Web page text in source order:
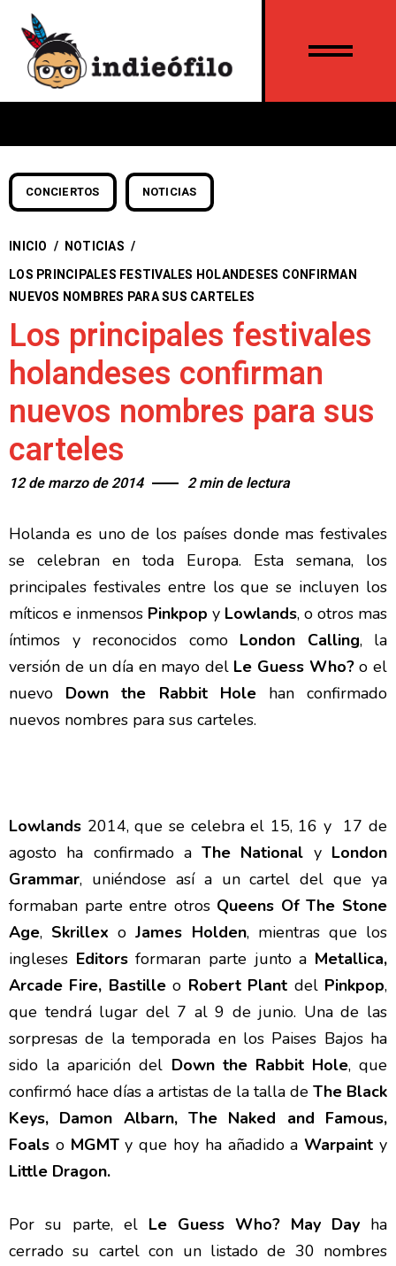
CONCIERTOS NOTICIAS
INICIO / NOTICIAS /
LOS PRINCIPALES FESTIVALES HOLANDESES CONFIRMAN
NUEVOS NOMBRES PARA SUS CARTELES
Los principales festivales
holandeses confirman
nuevos nombres para sus
carteles
12 de marzo de 2014 2 min de lectura
Holanda es uno de los países donde mas festivales
se celebran en toda Europa. Esta semana, los
principales festivales entre los que se incluyen los
míticos e inmensos Pinkpop y Lowlands, o otros mas
íntimos y reconocidos como London Calling, la
versión de un día en mayo delLe Guess Who?o el
nuevo Down the Rabbit Holehan confirmado
nuevos nombres para sus carteles.
Lowlands 2014, que se celebra el 15, 16 y 17 de
agosto ha confirmado aThe National yLondon
Grammar, uniéndose así a un cartel del que ya
formaban parte entre otros Queens Of The Stone
Age, Skrillex oJames Holden, mientras que los
ingleses Editorsformaran parte junto a Metallica,
Arcade Fire, Bastilleo Robert Plant del Pinkpop,
que tendrá lugar del 7 al 9 de junio. Una de las
sorpresas de la temporada en los Paises Bajos ha
sido la aparición del Down the Rabbit Hole, que
confirmó hace días a artistas de la talla de The Black
Keys, Damon Albarn, The Naked and Famous,
Foals oMGMTy que hoy ha añadido aWarpainty
Little Dragon.
Por su parte, el Le Guess Who? May Day ha
cerrado su cartel con un listado de 30 nombres